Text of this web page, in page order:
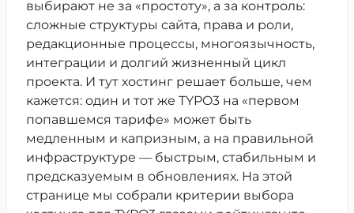
выбирают не за «простоту», а за контроль:
сложные структуры сайта, права и роли,
редакционные процессы, многоязычность,
интеграции и долгий жизненный цикл
проекта. И тут хостинг решает больше, чем
кажется: один и тот же TYPO3 на «первом
попавшемся тарифе» может быть
медленным и капризным, а на правильной
инфраструктуре — быстрым, стабильным и
предсказуемым в обновлениях. На этой
странице мы собрали критерии выбора